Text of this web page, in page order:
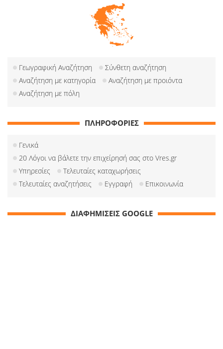
Γεωγραφική Αναζήτηση
Σύνθετη αναζήτηση
Αναζήτηση με κατηγορία
Αναζήτηση με προιόντα
Αναζήτηση με πόλη
ΠΛΗΡΟΦΟΡΙΕΣ
Γενικά
20 Λόγοι να βάλετε την επιχείρησή σας στο Vres.gr
Υπηρεσίες
Τελευταίες καταχωρήσεις
Τελευταίες αναζητήσεις
Εγγραφή Επικοινωνία
ΔΙΑΦΗΜΙΣΕΙΣ GOOGLE